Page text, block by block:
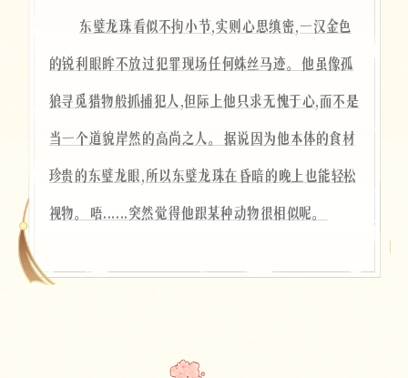
东璧龙珠看似不拘小节,实则心思缜密,一汉金色
的锐利眼眸不放过犯罪现场任何蛛丝马迹。他虽像孤
狼寻觅猎物般抓捕犯人,但际上他只求无愧于心,而不是
当一个道貌岸然的高尚之人。据说因为他本体的食材
珍贵的东璧龙眼,所以东璧龙珠在昏暗的晚上也能轻松
视物。唔......突然觉得他跟某种动物很相似呢。